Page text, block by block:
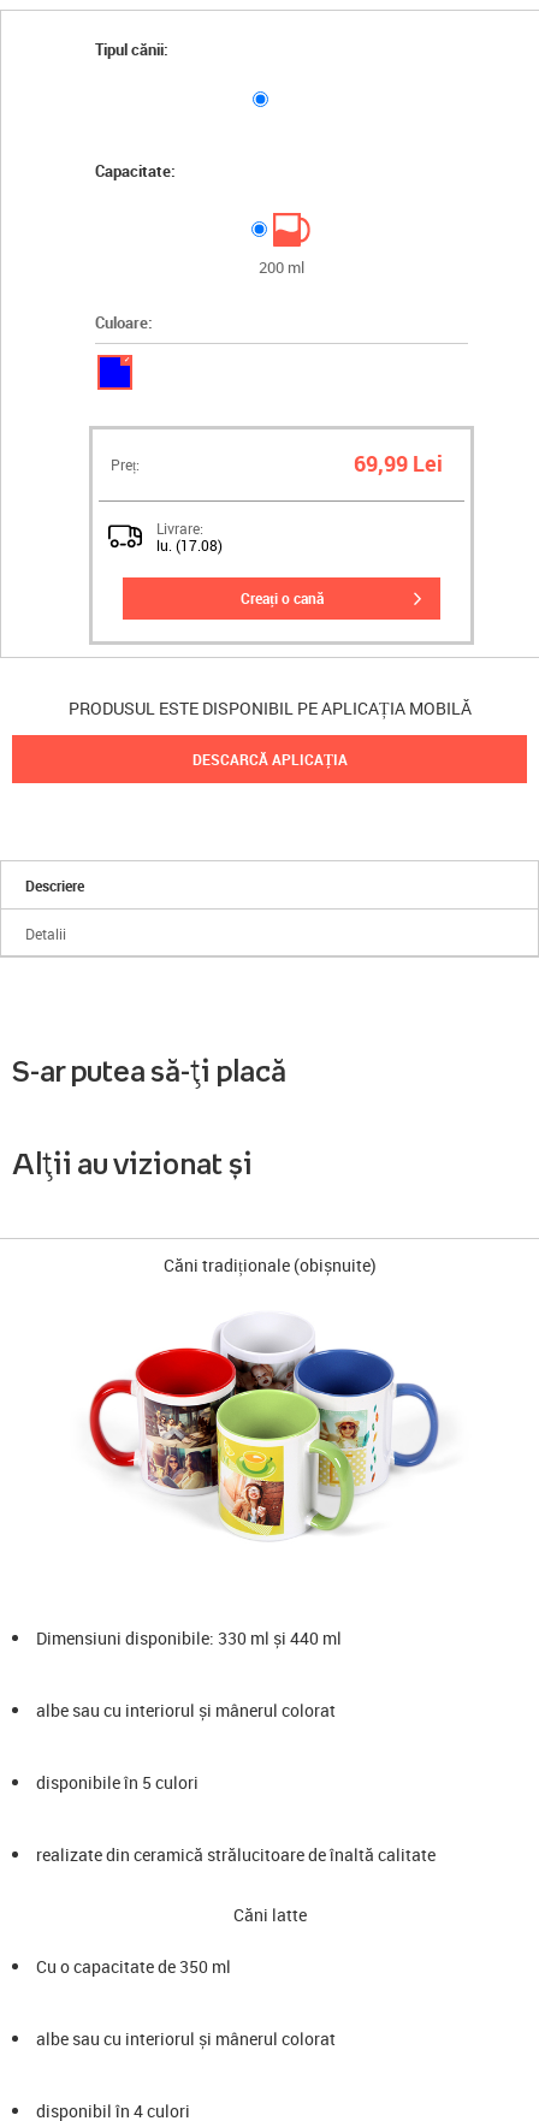
Tipul cănii:
Capacitate:
200 ml
Culoare:
✓
Preț: 69,99 Lei
Livrare:
lu. (17.08)
creați o cană
PRODUSUL ESTE DISPONIBIL PE APLICAȚIA MOBILĂ
DESCARCĂ APLICAȚIA
Descriere
Detalii
S-ar putea să-ți placă
Alții au vizionat și
Căni tradiționale (obișnuite)
Dimensiuni disponibile: 330 ml și 440 ml
albe sau cu interiorul și mânerul colorat
disponibile în 5 culori
realizate din ceramică strălucitoare de înaltă calitate
Căni latte
Cu o capacitate de 350 ml
albe sau cu interiorul și mânerul colorat
disponibil în 4 culori